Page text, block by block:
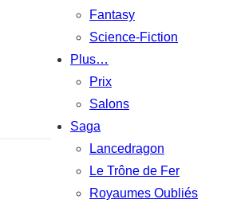
Fantasy
Science-Fiction
Plus…
Prix
Salons
Saga
Lancedragon
Le Trône de Fer
Royaumes Oubliés